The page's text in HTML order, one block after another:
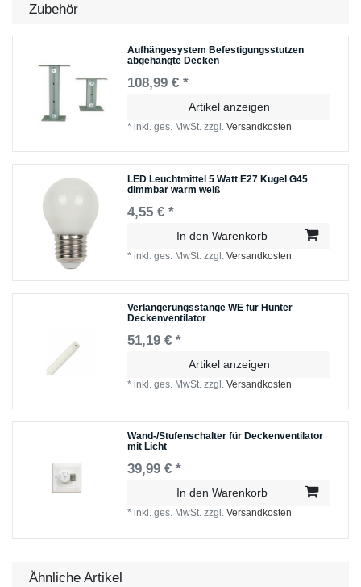
Zubehör
Aufhängesystem Befestigungsstutzen
abgehängte Decken
108,99 € *
Artikel anzeigen
*inkl. ges. MwSt. zzgl.Versandkosten
LED Leuchtmittel 5 Watt E27 Kugel G45
dimmbar warm weiß
4,55 € *
In den Warenkorb
*inkl. ges. MwSt. zzgl.Versandkosten
Verlängerungsstange WE für Hunter
Deckenventilator
51,19 € *
Artikel anzeigen
*inkl. ges. MwSt. zzgl.Versandkosten
Wand-/Stufenschalter für Deckenventilator
mit Licht
39,99 € *
In den Warenkorb
*inkl. ges. MwSt. zzgl.Versandkosten
Ähnliche Artikel